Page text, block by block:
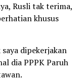
Rusli tak terima,
khusus
saya dipekerjakan
dia PPPK Paruh